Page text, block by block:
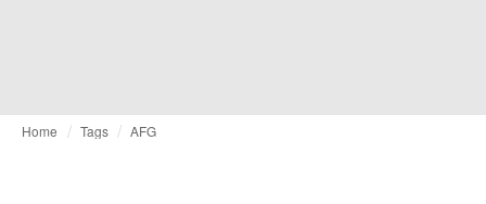
Home Tags AFG